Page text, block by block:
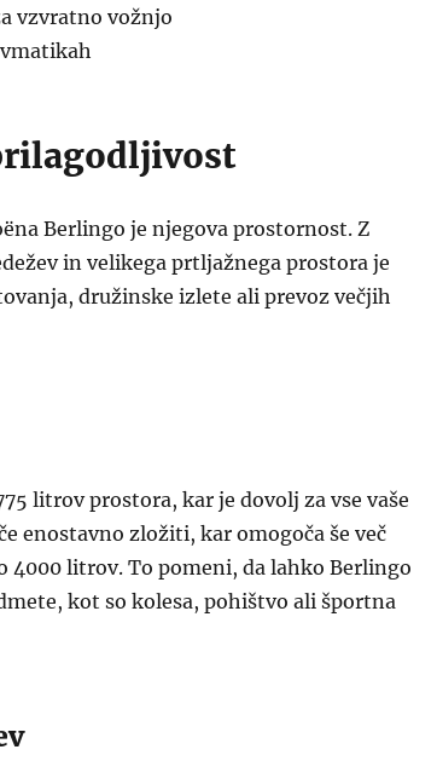
vzvratno vožnjo
Berlingo je njegova prostornost. Z
in velikega prtljažnega prostora je
družinske izlete ali prevoz večjih
litrov prostora, kar je dovolj za vse vaše
enostavno zložiti, kar omogoča še več
4000 litrov. To pomeni, da lahko Berlingo
kot so kolesa, pohištvo ali športna